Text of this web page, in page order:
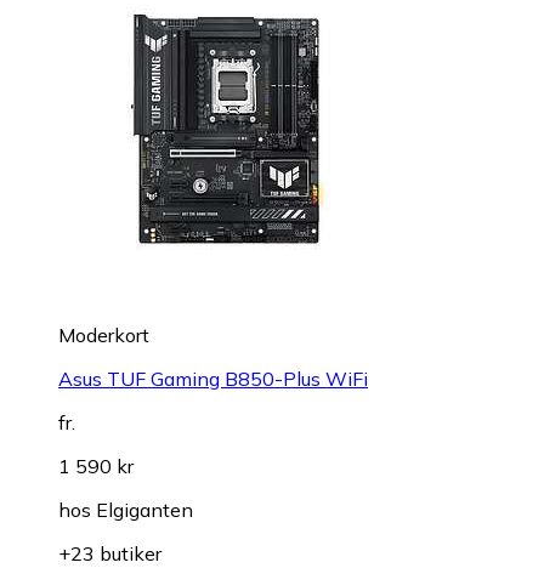
Moderkort
Asus TUF Gaming B850-Plus WiFi
fr.
1 590 kr
hos Elgiganten
+23 butiker